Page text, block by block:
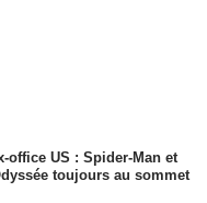
office US : Spider-Man et
toujours au sommet